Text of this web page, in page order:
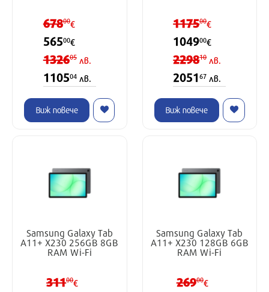
67800€
56500€
132605лв.
110504лв.
Виж повече
117500€
104900€
229810лв.
205167 лв.
Виж повече
Samsung Galaxy Tab
A11+ X230 256GB 8GB
RAM Wi-Fi
31100€
Samsung Galaxy Tab
A11+ X230 128GB 6GB
RAM Wi-Fi
26900€